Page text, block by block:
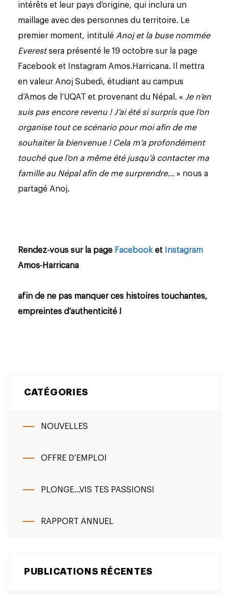
intérêts et leur pays d’origine, qui inclura un
maillage avec des personnes du territoire. Le
premier moment, intitulé Anoj et la buse nommée
Everestsera présenté le 19 octobre sur la page
Facebook et Instagram Amos.Harricana. Il mettra
en valeur Anoj Subedi, étudiant au campus
d’Amos de l’UQAT et provenant du Népal. « Je n’en
suis pas encore revenu ! J’ai été si surpris que l’on
organise tout ce scénario pour moi afin de me
souhaiter la bienvenue ! Cela m’a profondément
touché que l’on a même été jusqu’à contacter ma
famille au Népal afin de me surprendre… » nous a
partagé Anoj.
Rendez-vous sur la page Facebook et
Instagram
Amos-Harricana
afin de ne pas manquer ces histoires touchantes,
empreintes d’authenticité !
CATÉGORIES
NOUVELLES
OFFRE D’EMPLOI
PLONGE...VIS TES PASSIONS!
RAPPORT ANNUEL
PUBLICATIONS RÉCENTES